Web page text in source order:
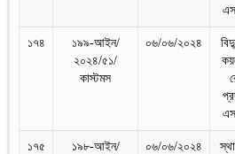
১৭৪
১৯৯-আইন/
২০২৪/৫১/
কাস্টমস
০৬/০৬/২০২৪
১৭৫
১৯৮-আইন/
০৬/০৬/২০২৪